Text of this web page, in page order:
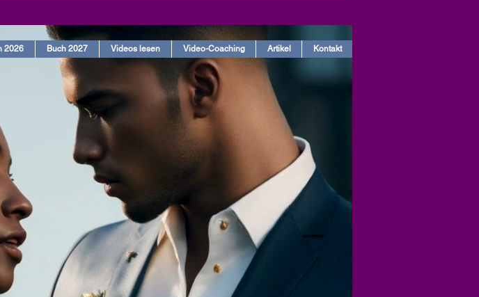
2026 Buch 2027 Videos lesen Video-Coaching Artikel Kontakt